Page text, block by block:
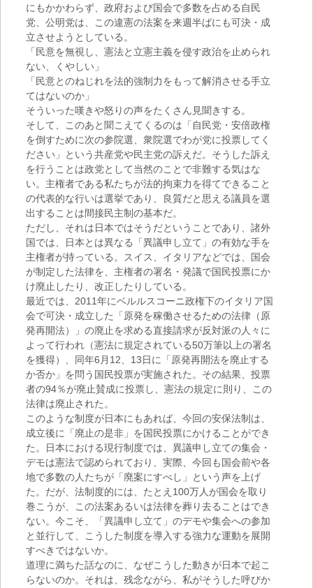
にもかかわらず、政府および国会で多数を占める自民
党、公明党は、この違憲の法案を来週半ばにも可決・成
立させようとしている。
「民意を無視し、憲法と立憲主義を侵す政治を止められ
ない、くやしい」
「民意とのねじれを法的強制力をもって解消させる手立
てはないのか」
そういった嘆きや怒りの声をたくさん見聞きする。
そして、このあと聞こえてくるのは「自民党・安倍政権
を倒すために次の参院選、衆院選でわが党に投票してく
ださい」という共産党や民主党の訴えだ。そうした訴え
を行うことは政党として当然のことで非難する気はな
い。主権者である私たちが法的拘束力を得てできること
の代表的な行いは選挙であり、良質だと思える議員を選
出することは間接民主制の基本だ。
ただし、それは日本ではそうだということであり、諸外
国では、日本とは異なる「異議申し立て」の有効な手を
主権者が持っている。スイス、イタリアなどでは、国会
が制定した法律を、主権者の署名・発議で国民投票にか
け廃止したり、改正したりしている。
最近では、2011年にベルルスコーニ政権下のイタリア国
会で可決・成立した「原発を稼働させるための法律（原
発再開法）」の廃止を求める直接請求が反対派の人々に
よって行われ（憲法に規定されている50万筆以上の署名
を獲得）、同年6月12、13日に「原発再開法を廃止する
か否か」を問う国民投票が実施された。その結果、投票
者の94％が廃止賛成に投票し、憲法の規定に則り、この
法律は廃止された。
このような制度が日本にもあれば、今回の安保法制は、
成立後に「廃止の是非」を国民投票にかけることができ
た。日本における現行制度では、異議申し立ての集会・
デモは憲法で認められており、実際、今回も国会前や各
地で多数の人たちが「廃案にすべし」という声を上げ
た。だが、法制度的には、たとえ100万人が国会を取り
巻こうが、この法案あるいは法律を葬り去ることはでき
ない。今こそ、「異議申し立て」のデモや集会への参加
と並行して、こうした制度を導入する強力な運動を展開
すべきではないか。
道理に満ちた話なのに、なぜこうした動きが日本で起こ
らないのか。それは、残念ながら、私がそうした呼びか